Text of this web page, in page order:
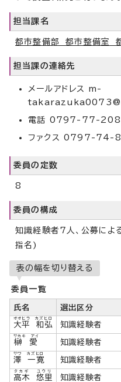
担当課名
都市整備部 都市整備室
担当課の連絡先
メールアドレス m-
電話 0797-77-
ファクス 0797-74-
委員の定数
8
委員の構成
知識経験者7人、公募によ
指名)
表の幅を切り替える
委員一覧
氏名 選出区分
大平 和弘
オオヒラ カズヒロ
知識経験者
榊 愛
サカキ アイ
知識経験者
澤 一寛
サワ カズヒロ
知識経験者
高木 悠里
タカギ ユウリ
知識経験者